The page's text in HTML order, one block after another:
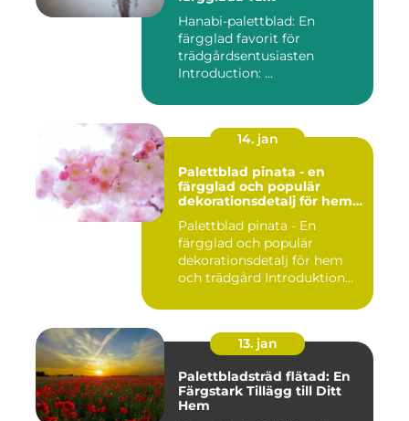
Hanabi-palettblad: En
färgglad favorit för
trädgårdsentusiasten
Introduction: ...
14. jan
Palettblad pinata - en
färgglad och populär
dekorationsdetalj för hem
Palettblad pinata - En
färgglad och populär
dekorationsdetalj för hem
och trädgård Introduktion
13. jan
Palettbladsträd flätad: En
Färgstark Tillägg till Ditt
Hem